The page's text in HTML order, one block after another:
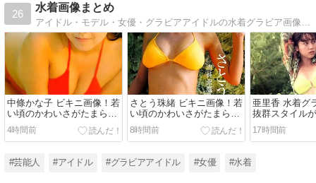
26
水着画像まとめ
中條かな子 ビキニ画像！若
い頃のかわいさがたまらな
い！
4時間前
さとう珠緒 ビキニ画像！若
い頃のかわいさがたまらな
い！
8時間前
亜里香 水着グ
抜群スタイル
い！
17時間前
#芸能人 #アイドル #グラビアアイドル #女優 #水着